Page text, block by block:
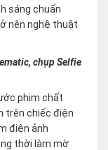
sáng chuẩn
nên nghệ thuật
chụp Selfie
phim chất
trên chiếc điện
điện ảnh
thời làm mờ